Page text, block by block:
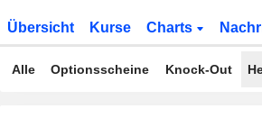
Übersicht Kurse Charts
Alle Optionsscheine Knock-Out